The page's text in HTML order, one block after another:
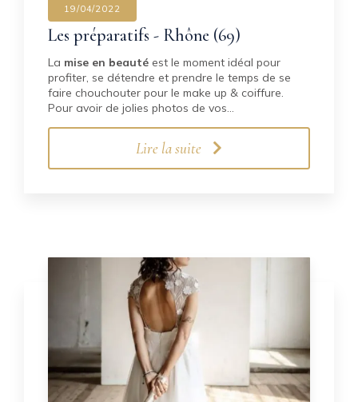
19/04/2022
Les préparatifs - Rhône (69)
La mise en beauté est le moment idéal pour
profiter, se détendre et prendre le temps de se
faire chouchouter pour le make up & coiffure.
Pour avoir de jolies photos de vos…
Lire la suite